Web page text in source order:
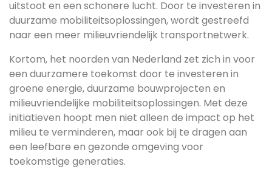
uitstoot en een schonere lucht. Door te investeren in
duurzame mobiliteitsoplossingen, wordt gestreefd
naar een meer milieuvriendelijk transportnetwerk.
Kortom, het noorden van Nederland zet zich in voor
een duurzamere toekomst door te investeren in
groene energie, duurzame bouwprojecten en
milieuvriendelijke mobiliteitsoplossingen. Met deze
initiatieven hoopt men niet alleen de impact op het
milieu te verminderen, maar ook bij te dragen aan
een leefbare en gezonde omgeving voor
toekomstige generaties.